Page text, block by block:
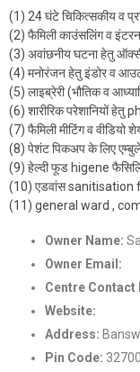
(1) 24 घंटे चिकित्सकीय व
(2) फैमिली काउंसलिंग व
(3) अवांछनीय घटना हेतु
(4) मनोरंजन हेतु इंडोर व
(5) लाइब्रेरी (भौतिक व
(6) शारीरिक परेशानियों
(7) फैमिली मीटिंग व वीडियो
(8) पेशंट पिकअप के लिए
(9) हेल्दी फूड higene
(10) एडवांस sanitisation
(11) general ward ,
Owner Name:
Owner Email:
Centre Contact
Website:
Address:
Pin Code: